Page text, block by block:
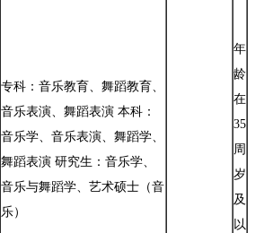
专科：音乐教育、舞蹈教育、
音乐表演、舞蹈表演 本科：
音乐学、音乐表演、舞蹈学、
舞蹈表演 研究生：音乐学、
音乐与舞蹈学、艺术硕士（音
乐）
年
龄
在
35
周
岁
及
以